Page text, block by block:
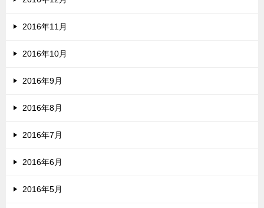
2016年11月
2016年10月
2016年9月
2016年8月
2016年7月
2016年6月
2016年5月